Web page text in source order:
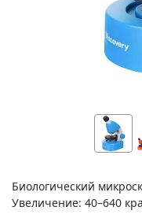
Биологический
Увеличение: 40–640